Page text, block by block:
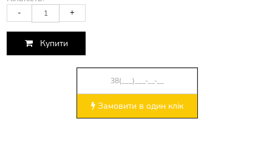
- +
Купити
Замовити в один клік